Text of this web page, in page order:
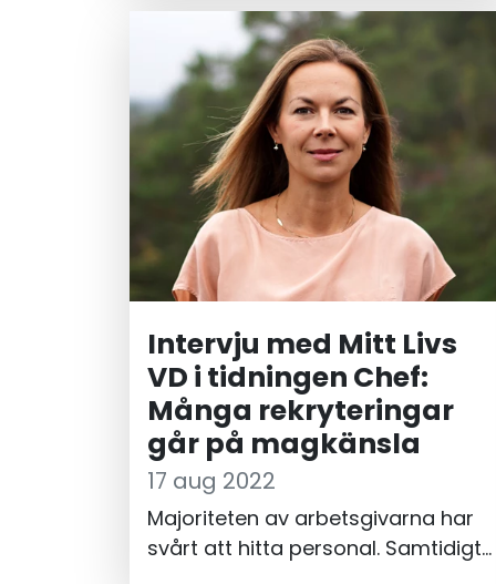
erbjudande för ökad impact och
tillväxt. Samtidigt kommer
nuvarande konsultchef Claire
Karlsson att anta en ny roll som
Head of D&amp;I Strategy &amp;
Research, en kundnära roll med
fokus på Mitt Livs spetskompetens
inom mångfald och inkludering och
utveckling av kunderbjudandet.
Intervju med Mitt Livs
VD i tidningen Chef:
Många rekryteringar
går på magkänsla
17 aug 2022
Majoriteten av arbetsgivarna har
svårt att hitta personal. Samtidigt